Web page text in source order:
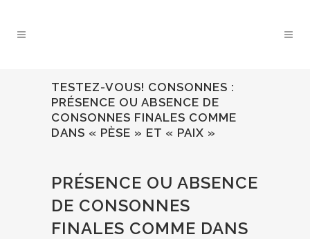
TESTEZ-VOUS! CONSONNES :
PRÉSENCE OU ABSENCE DE
CONSONNES FINALES COMME
DANS « PÈSE » ET « PAIX »
QUIZ:
PRÉSENCE OU ABSENCE
DE CONSONNES
FINALES COMME DANS